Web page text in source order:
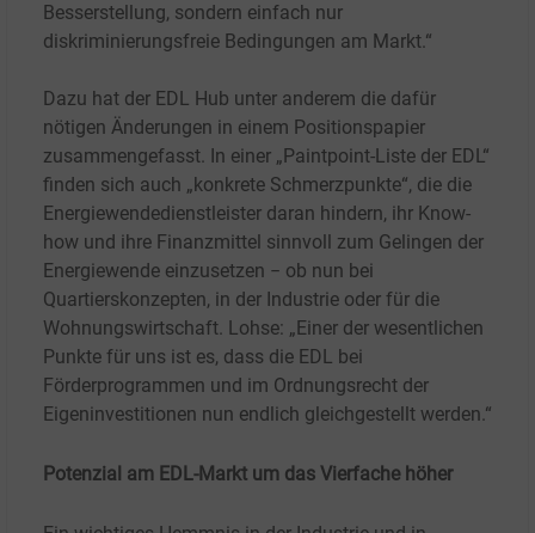
Besserstellung, sondern einfach nur
diskriminierungsfreie Bedingungen am Markt.“
Dazu hat der EDL Hub unter anderem die dafür
nötigen Änderungen in einem Positionspapier
zusammengefasst. In einer „Paintpoint-Liste der EDL“
finden sich auch „konkrete Schmerzpunkte“, die die
Energiewendedienstleister daran hindern, ihr Know-
how und ihre Finanzmittel sinnvoll zum Gelingen der
Energiewende einzusetzen − ob nun bei
Quartierskonzepten, in der Industrie oder für die
Wohnungswirtschaft. Lohse: „Einer der wesentlichen
Punkte für uns ist es, dass die EDL bei
Förderprogrammen und im Ordnungsrecht der
Eigeninvestitionen nun endlich gleichgestellt werden.“
Potenzial am EDL-Markt um das Vierfache höher